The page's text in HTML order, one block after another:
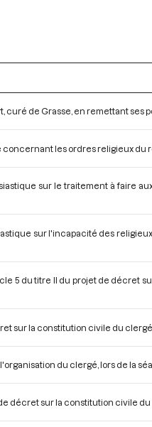
de Grasse, en remettant ses
les ordres religieux du
sur le traitement à faire
sur l'incapacité des
5 du titre II du projet de décret
sur la constitution civile du
du clergé, lors de la
décret sur la constitution civile du